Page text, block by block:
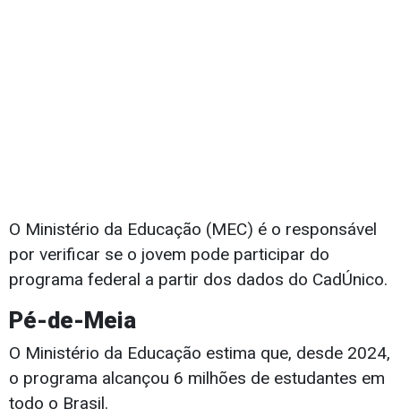
O Ministério da Educação (MEC) é o responsável
por verificar se o jovem pode participar do
programa federal a partir dos dados do CadÚnico.
Pé-de-Meia
O Ministério da Educação estima que, desde 2024,
o programa alcançou 6 milhões de estudantes em
todo o Brasil.